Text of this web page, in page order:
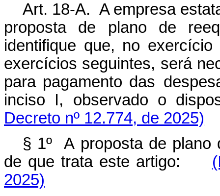
Art. 18-A. A empresa
proposta de plano de
identifique que, no
exercícios seguintes, será
para pagamento das
inciso I, observado o
Decreto nº 12.774, de 2025)
§ 1º A proposta de plano
de que trata este artigo:
2025)